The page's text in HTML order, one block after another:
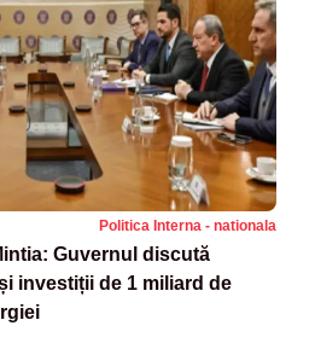
Politica Interna - nationala
Guvernul discută
investiții de 1 miliard de